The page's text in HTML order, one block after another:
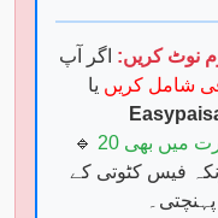
نوٹ کریں:
یا
🔹 ایجنٹ کے ذریعے ادائیگی کی صورت میں بھی 20
فیس کٹوتی کے